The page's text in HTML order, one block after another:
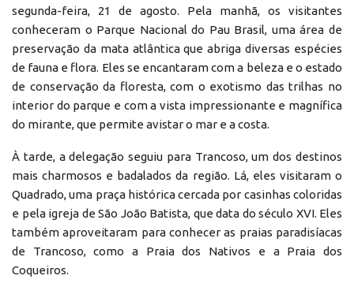
segunda-feira, 21 de agosto. Pela manhã, os visitantes
conheceram o Parque Nacional do Pau Brasil, uma área de
preservação da mata atlântica que abriga diversas espécies
de fauna e flora. Eles se encantaram com a beleza e o estado
de conservação da floresta, com o exotismo das trilhas no
interior do parque e com a vista impressionante e magnífica
do mirante, que permite avistar o mar e a costa.
À tarde, a delegação seguiu para Trancoso, um dos destinos
mais charmosos e badalados da região. Lá, eles visitaram o
Quadrado, uma praça histórica cercada por casinhas coloridas
e pela igreja de São João Batista, que data do século XVI. Eles
também aproveitaram para conhecer as praias paradisíacas
de Trancoso, como a Praia dos Nativos e a Praia dos
Coqueiros.